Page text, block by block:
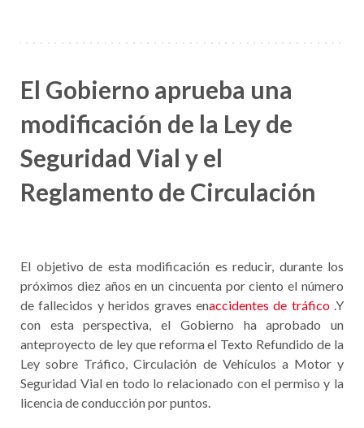
El Gobierno aprueba una
modificación de la Ley de
Seguridad Vial y el
Reglamento de Circulación
El objetivo de esta modificación es reducir, durante los
próximos diez años en un cincuenta por ciento el número
de fallecidos y heridos graves enaccidentes de tráfico. Y
con esta perspectiva, el Gobierno ha aprobado un
anteproyecto de ley que reforma el Texto Refundido de la
Ley sobre Tráfico, Circulación de Vehículos a Motor y
Seguridad Vial en todo lo relacionado con el permiso y la
licencia de conducción por puntos.